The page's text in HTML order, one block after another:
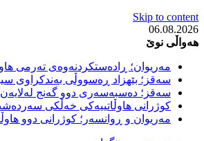
Skip to content
06.08.2026
هەواڵی نوێ
مەریوان؛ ڕادەستکردنەوەی تەرمی
سەقز؛ بێهزاد ڕەسووڵی بەندکراوی
سەقز؛ دەسبەسەری دوو گەنج لەلایەن
کوژرانی هاوڵاتییەکی خەڵکی
مەریوان و ڕوانسەر؛ کوژرانی دوو